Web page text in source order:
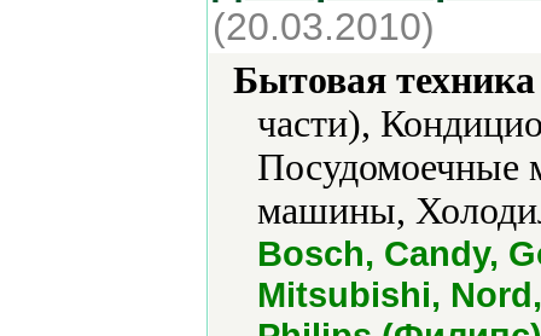
(20.03.2010)
Бытовая
части),
машины,
Bosch, Candy,
Mitsubishi,